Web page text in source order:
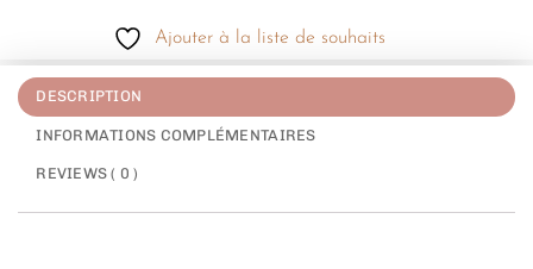
Ajouter à la liste de souhaits
DESCRIPTION
INFORMATIONS COMPLÉMENTAIRES
REVIEWS ( 0 )